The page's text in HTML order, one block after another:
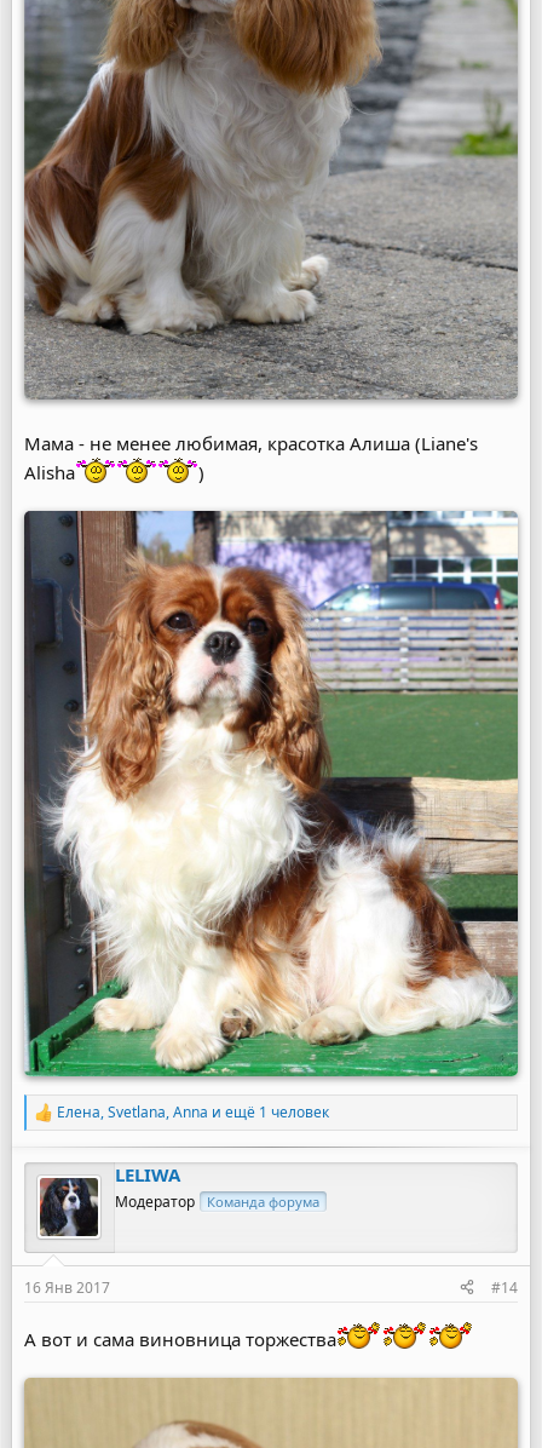
Мама - не менее любимая, красотка Алиша (Liane's
Alisha
)
Р
а
к
ц
и
и
:
Елена,Svetlana,Anna и ещё 1 человек
LELIWA
Модератор Команда форума
16 Янв 2017 #14
А вот и сама виновница торжества